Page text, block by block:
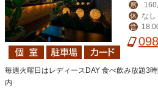
席
休 なし
営
リンク
毎週火曜日はレディースDAY 食べ飲み放題3
内